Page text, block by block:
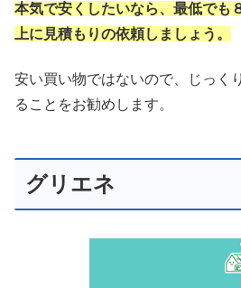
本気で安くしたいなら、最低でも
上に見積もりの依頼しましょう。
安い買い物ではないので、じっく
ることをお勧めします。
グリエネ